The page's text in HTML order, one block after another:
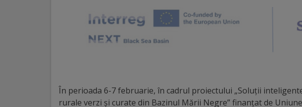
onoareÎn perioada 6-7 februarie, în cadrul proiectului „Soluții
rurale verzi și curate din Bazinul Mării Negre” finanțat de